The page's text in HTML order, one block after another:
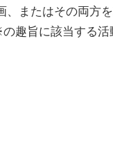
またはその両方
趣旨に該当する活